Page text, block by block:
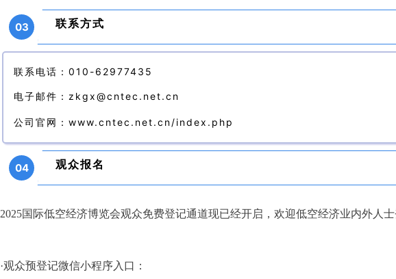
03 联系方式
联系电话：010-62977435
电子邮件：zkgx@cntec.net.cn
公司官网 ：www.cntec.net.cn/index.php
04 观众报名
2025国际低空经济博览会观众免费登记通道现已经开启，欢迎低空经济业内外人士
·观众预登记微信小程序入口：